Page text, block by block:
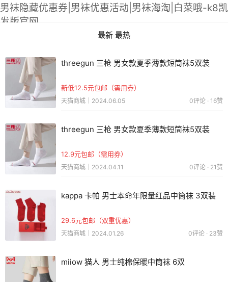
男袜隐藏优惠券|男袜优惠活动|男袜海淘|白菜哦-k8凯
发版官网
最新 最热
threegun 三枪 男女款夏季薄款短筒袜5双装
新低12.5元包邮（需用券）
天猫商城｜2024.06.05 0评论 · 16赞
threegun 三枪 男女款夏季薄款短筒袜5双装
12.9元包邮（需用券）
天猫商城｜2024.04.11 0评论 · 21赞
kappa 卡帕 男士本命年限量红品中筒袜 3双装
29.6元包邮（双重优惠）
天猫商城｜2024.01.26 0评论 · 23赞
miiow 猫人 男士纯棉保暖中筒袜 6双